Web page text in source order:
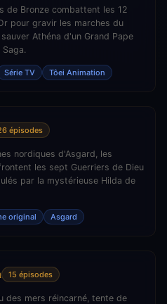
de Bronze combattent les 12
pour gravir les marches du
Athéna d'un Grand Pape
Série TV Tôei Animation
épisodes
nordiques d'Asgard, les
les sept Guerriers de Dieu
par la mystérieuse Hilda de
original Asgard
15 épisodes
des mers réincarné, tente de